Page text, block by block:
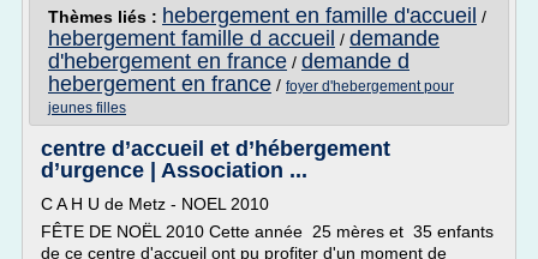
Thèmes liés : hebergement en famille d'accueil /
hebergement famille d accueil / demande
d'hebergement en france / demande d
hebergement en france / foyer d'hebergement pour
jeunes filles
centre d’accueil et d’hébergement
d’urgence | Association ...
C A H U de Metz - NOEL 2010
FÊTE DE NOËL 2010 Cette année 25 mères et 35 enfants
de ce centre d'accueil ont pu profiter d'un moment de